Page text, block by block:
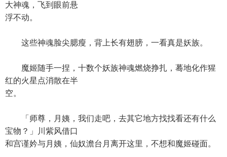
大神魂，飞到眼前悬
浮不动。
这些神魂脸尖腮瘦，背上长有翅膀，一看真是妖族。
魔姬随手一捏，十数个妖族神魂燃烧挣扎，蓦地化作猩
红的火星点消散在半
空。
「师尊，月姨，我们走吧，去其它地方找找看还有什么
宝物？」川紫风借口
和宫谨妗与月姨，仙奴澹台月离开这里，不想和魔姬碰面。